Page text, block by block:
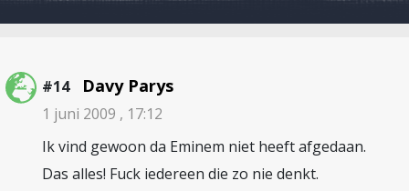
#14 Davy Parys
1 juni 2009 , 17:12
Ik vind gewoon da Eminem niet heeft afgedaan.
Das alles! Fuck iedereen die zo nie denkt.